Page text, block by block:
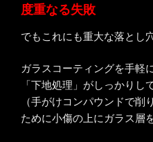
度重なる失敗
でもこれにも重大な落とし穴
ガラスコーティングを手軽
「下地処理」がしっかりし
（手がけコンパウンドで削
ために小傷の上にガラス層